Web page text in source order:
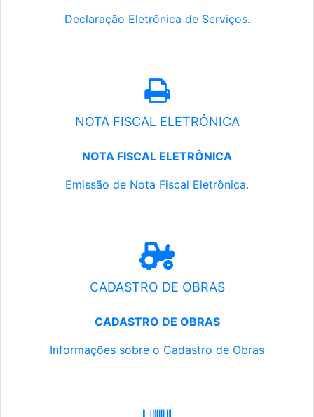
Declaração Eletrônica de Serviços.
NOTA FISCAL ELETRÔNICA
NOTA FISCAL ELETRÔNICA
Emissão de Nota Fiscal Eletrônica.
CADASTRO DE OBRAS
CADASTRO DE OBRAS
Informações sobre o Cadastro de Obras